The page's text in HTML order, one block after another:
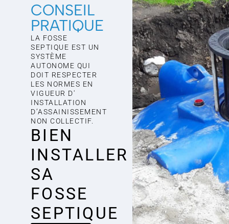
CONSEIL
PRATIQUE
LA FOSSE
SEPTIQUE EST UN
SYSTÈME
AUTONOME QUI
DOIT RESPECTER
LES NORMES EN
VIGUEUR D'
INSTALLATION
D’ASSAINISSEMENT
NON COLLECTIF.
BIEN
INSTALLER
SA
FOSSE
SEPTIQUE